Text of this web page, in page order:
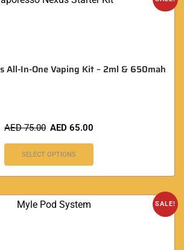
All-In-One Vaping Kit – 2ml & 650mah
AED75.00 AED 65.00
SELECT OPTIONS
SALE!